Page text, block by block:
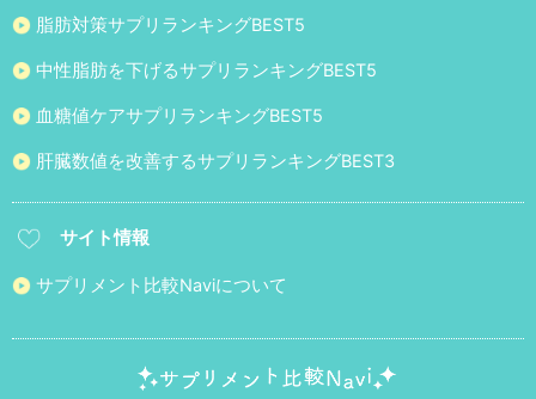
脂肪対策サプリランキングBEST5
中性脂肪を下げるサプリランキングBEST5
血糖値ケアサプリランキングBEST5
肝臓数値を改善するサプリランキングBEST3
サイト情報
サプリメント比較Naviについて